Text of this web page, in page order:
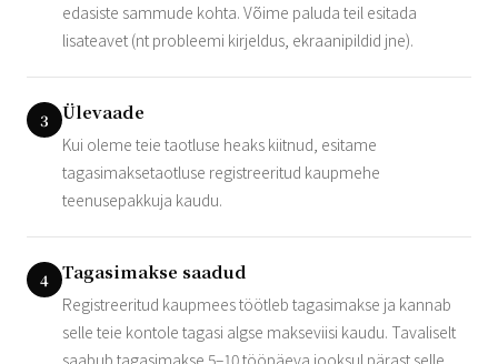
edasiste sammude kohta. Võime paluda teil esitada
lisateavet (nt probleemi kirjeldus, ekraanipildid jne).
3 Ülevaade
Kui oleme teie taotluse heaks kiitnud, esitame
tagasimaksetaotluse registreeritud kaupmehe
teenusepakkuja kaudu.
4 Tagasimakse saadud
Registreeritud kaupmees töötleb tagasimakse ja kannab
selle teie kontole tagasi algse makseviisi kaudu. Tavaliselt
saabub tagasimakse 5–10 tööpäeva jooksul pärast selle